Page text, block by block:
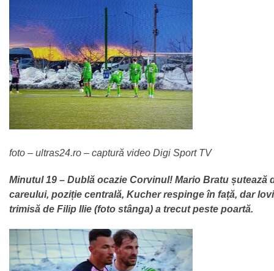
foto – ultras24.ro – captură video Digi Sport TV
Minutul 19 – Dublă ocazie Corvinul! Mario Bratu șutează
careului, poziție centrală, Kucher respinge în față, dar
trimisă de Filip Ilie (foto stânga) a trecut peste poartă.